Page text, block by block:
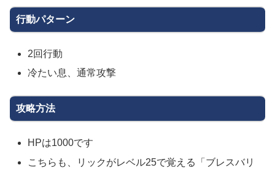
行動パターン
2回行動
冷たい息、通常攻撃
攻略方法
HPは1000です
こちらも、リックがレベル25で覚える「ブレスバリ